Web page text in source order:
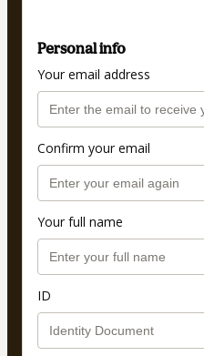
Personal info
Your email address
Confirm your email
Your full name
ID